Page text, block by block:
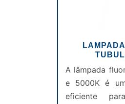
A lâmpada
e 5000K é
eficiente